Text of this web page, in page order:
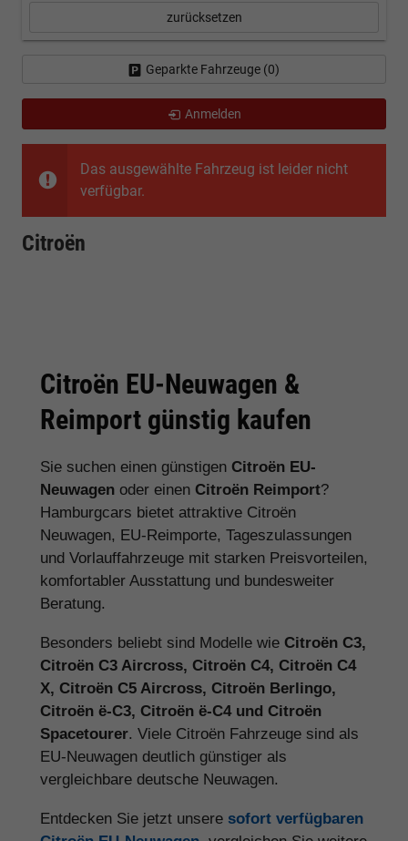
Das ausgewählte Fahrzeug ist leider nicht
verfügbar.
Citroën
Citroën EU-Neuwagen &
Reimport günstig kaufen
Sie suchen einen günstigen Citroën EU-
Neuwagen oder einen Citroën Reimport?
Hamburgcars bietet attraktive Citroën
Neuwagen, EU-Reimporte, Tageszulassungen
und Vorlauffahrzeuge mit starken Preisvorteilen,
komfortabler Ausstattung und bundesweiter
Beratung.
Besonders beliebt sind Modelle wie Citroën C3,
Citroën C3 Aircross, Citroën C4, Citroën C4
X, Citroën C5 Aircross, Citroën Berlingo,
Citroën ë-C3, Citroën ë-C4 und Citroën
Spacetourer. Viele Citroën Fahrzeuge sind als
EU-Neuwagen deutlich günstiger als
vergleichbare deutsche Neuwagen.
Entdecken Sie jetzt unsere sofort verfügbaren
zurücksetzen
Geparkte Fahrzeuge (0)
Anmelden